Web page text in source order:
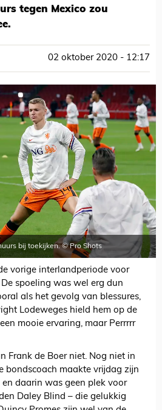
tegen Mexico zou
02 oktober 2020 - 12:17
bij toekijken. © Pro Shots
vorige interlandperiode voor
spoeling was wel erg dun
als het gevolg van blessures,
Lodeweges hield hem op de
mooie ervaring, maar Perrrrr
Frank de Boer niet. Nog niet in
bondscoach maakte vrijdag zijn
en daarin was geen plek voor
Daley Blind – die gelukkig